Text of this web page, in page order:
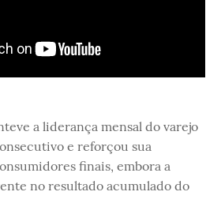
a liderança mensal do varejo
e reforçou sua
finais, embora a
no resultado acumulado do